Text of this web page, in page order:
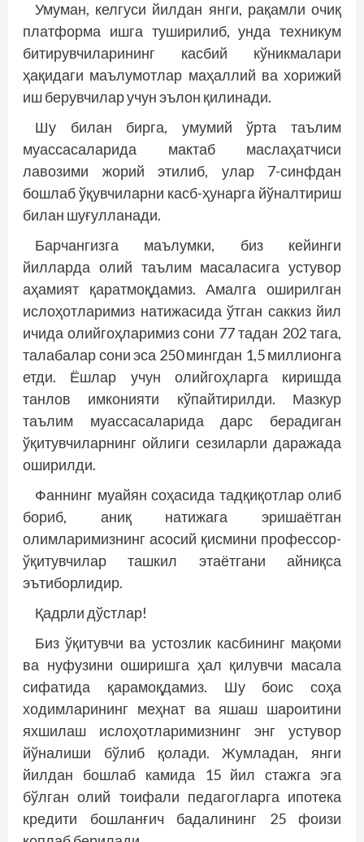
Умуман, келгуси йилдан янги, рақамли очиқ
платформа ишга туширилиб, унда техникум
битирувчиларининг касбий кўникмалари
ҳақидаги маълумотлар маҳаллий ва хорижий
иш берувчилар учун эълон қилинади.
Шу билан бирга, умумий ўрта таълим
муассасаларида мактаб маслаҳатчиси
лавозими жорий этилиб, улар 7-синфдан
бошлаб ўқувчиларни касб-ҳунарга йўналтириш
билан шуғулланади.
Барчангизга маълумки, биз кейинги
йилларда олий таълим масаласига устувор
аҳамият қаратмоқдамиз. Амалга оширилган
ислоҳотларимиз натижасида ўтган саккиз йил
ичида олийгоҳларимиз сони 77 тадан 202 тага,
талабалар сони эса 250 мингдан 1,5 миллионга
етди. Ёшлар учун олийгоҳларга киришда
танлов имконияти кўпайтирилди. Мазкур
таълим муассасаларида дарс берадиган
ўқитувчиларнинг ойлиги сезиларли даражада
оширилди.
Фаннинг муайян соҳасида тадқиқотлар олиб
бориб, аниқ натижага эришаётган
олимларимизнинг асосий қисмини профессор-
ўқитувчилар ташкил этаётгани айниқса
эътиборлидир.
Қадрли дўстлар!
Биз ўқитувчи ва устозлик касбининг мақоми
ва нуфузини оширишга ҳал қилувчи масала
сифатида қарамоқдамиз. Шу боис соҳа
ходимларининг меҳнат ва яшаш шароитини
яхшилаш ислоҳотларимизнинг энг устувор
йўналиши бўлиб қолади. Жумладан, янги
йилдан бошлаб камида 15 йил стажга эга
бўлган олий тоифали педагогларга ипотека
кредити бошланғич бадалининг 25 фоизи